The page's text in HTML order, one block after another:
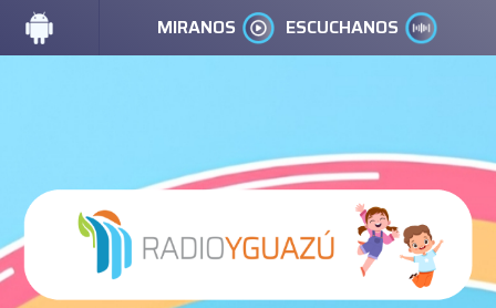
MIRANOS ESCUCHANOS